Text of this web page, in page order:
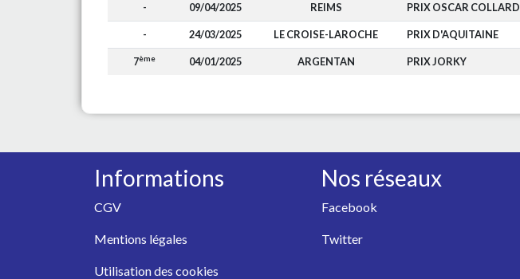
- 09/04/2025 REIMS PRIX OSCAR COLLARD
- 24/03/2025 LE CROISE-LAROCHE PRIX D'AQUITAINE
7ème 04/01/2025 ARGENTAN PRIX JORKY
Informations
CGV
Mentions légales
Utilisation des cookies
Nos réseaux
Facebook
Twitter